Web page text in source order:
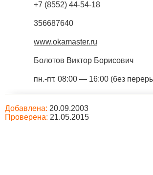
+7 (8552) 44-54-18
356687640
www.okamaster.ru
Болотов Виктор Борисович
пн.-пт. 08:00 — 16:00 (без
Добавлена: 20.09.2003
Проверена: 21.05.2015